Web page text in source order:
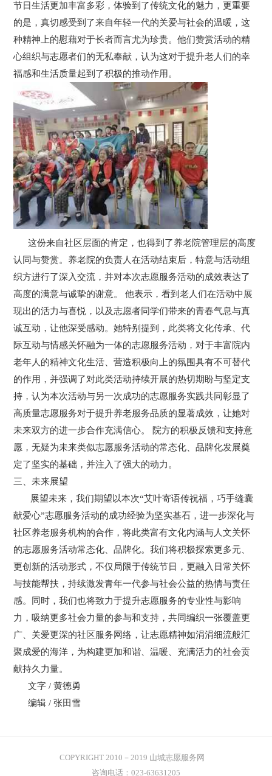
节日生活更加丰富多彩，体验到了传统文化的魅力，更重要
的是，真切感受到了来自年轻一代的关爱与社会的温暖，这
种精神上的慰藉对于长者而言尤为珍贵。他们赞赏活动的精
心组织与志愿者们的无私奉献，认为这对于提升老人们的幸
福感和生活质量起到了积极的推动作用。
这份来自社区层面的肯定，也得到了养老院管理层的高度
认同与赞赏。养老院的负责人在活动结束后，特意与活动组
织方进行了深入交流，并对本次志愿服务活动的成效表达了
高度的满意与诚挚的谢意。 他表示，看到老人们在活动中展
现出的活力与喜悦，以及志愿者同学们带来的青春气息与真
诚互动，让他深受感动。她特别提到，此类将文化传承、代
际互动与情感关怀融为一体的志愿服务活动，对于丰富院内
老年人的精神文化生活、营造积极向上的氛围具有不可替代
的作用，并强调了对此类活动持续开展的热切期盼与坚定支
持，认为本次活动与另一次成功的志愿服务实践共同彰显了
高质量志愿服务对于提升养老服务品质的显著成效，让她对
未来双方的进一步合作充满信心。 院方的积极反馈和支持意
愿，无疑为未来类似志愿服务活动的常态化、品牌化发展奠
定了坚实的基础，并注入了强大的动力。
三、未来展望
展望未来，我们期望以本次“艾叶寄语传祝福，巧手缝囊
献爱心”志愿服务活动的成功经验为坚实基石，进一步深化与
社区养老服务机构的合作，将此类富有文化内涵与人文关怀
的志愿服务活动常态化、品牌化。我们将积极探索更多元、
更创新的活动形式，不仅局限于传统节日，更融入日常关怀
与技能帮扶，持续激发青年一代参与社会公益的热情与责任
感。同时，我们也将致力于提升志愿服务的专业性与影响
力，吸纳更多社会力量的参与和支持，共同编织一张覆盖更
广、关爱更深的社区服务网络，让志愿精神如涓涓细流般汇
聚成爱的海洋，为构建更加和谐、温暖、充满活力的社会贡
献持久力量。
文字 /黄德勇
编辑 / 张田雪
COPYRIGHT 2010－2019 山城志愿服务网
咨询电话：023-63631205